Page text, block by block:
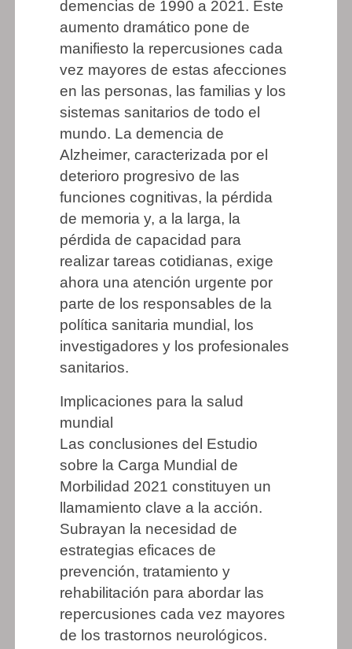
demencias de 1990 a 2021. Este
aumento dramático pone de
manifiesto la repercusiones cada
vez mayores de estas afecciones
en las personas, las familias y los
sistemas sanitarios de todo el
mundo. La demencia de
Alzheimer, caracterizada por el
deterioro progresivo de las
funciones cognitivas, la pérdida
de memoria y, a la larga, la
pérdida de capacidad para
realizar tareas cotidianas, exige
ahora una atención urgente por
parte de los responsables de la
política sanitaria mundial, los
investigadores y los profesionales
sanitarios.
Implicaciones para la salud
mundial
Las conclusiones del Estudio
sobre la Carga Mundial de
Morbilidad 2021 constituyen un
llamamiento clave a la acción.
Subrayan la necesidad de
estrategias eficaces de
prevención, tratamiento y
rehabilitación para abordar las
repercusiones cada vez mayores
de los trastornos neurológicos.